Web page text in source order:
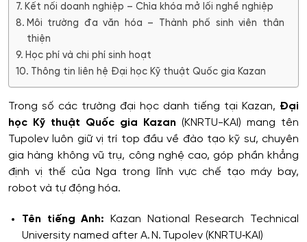
Kết nối doanh nghiệp – Chìa khóa mở lối nghề nghiệp
Môi trường đa văn hóa – Thành phố sinh viên thân
thiện
Học phí và chi phí sinh hoạt
Thông tin liên hệ Đại học Kỹ thuật Quốc gia Kazan
Trong số các trường đại học danh tiếng tại Kazan, Đại
học Kỹ thuật Quốc gia Kazan (KNRTU-KAI) mang tên
Tupolev luôn giữ vị trí top đầu về đào tạo kỹ sư, chuyên
gia hàng không vũ trụ, công nghệ cao, góp phần khẳng
định vị thế của Nga trong lĩnh vực chế tạo máy bay,
robot và tự động hóa.
Tên tiếng Anh: Kazan National Research Technical
University named after A. N. Tupolev (KNRTU‑KAI)